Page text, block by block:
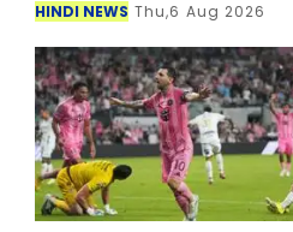
HINDI NEWS Thu,6 Aug 2026